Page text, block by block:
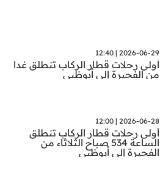
2026-06-29 | 12:40
أولى رحلات قطار الركاب تنطلق غدا
من الفجيرة إلى أبوظبي
2026-06-28 | 12:00
أولى رحلات قطار الركاب تنطلق
الساعة 534 صباح الثلاثاء من
الفجيرة إلى أبوظبي